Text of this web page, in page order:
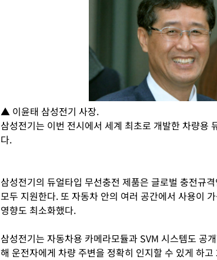
▲ 이윤태 삼성전기 사장.
삼성전기는 이번 전시에서 세계 최초로 개발한 차량용
다.
삼성전기의 듀얼타입 무선충전 제품은 글로벌 충전규
모두 지원한다. 또 자동차 안의 여러 공간에서 사용이
영향도 최소화했다.
삼성전기는 자동차용 카메라모듈과 SVM 시스템도 공
해 운전자에게 차량 주변을 정확히 인지할 수 있게 하